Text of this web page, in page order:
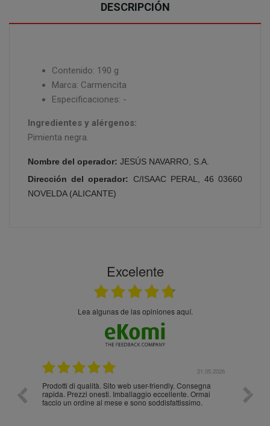
DESCRIPCIÓN
Contenido: 190 g
Marca: Carmencita
Especificaciones: -
Ingredientes y alérgenos:
Pimienta negra.
Nombre del operador: JESÚS NAVARRO, S.A.
Dirección del operador: C/ISAAC PERAL, 46 03660
NOVELDA (ALICANTE)
Excelente
Lea algunas de las opiniones aquí.
21.05.2026
Prodotti di qualità. Sito web user-friendly. Consegna
rapida. Prezzi onesti. Imballaggio eccellente. Ormai
faccio un ordine al mese e sono soddisfattissimo.
10/10